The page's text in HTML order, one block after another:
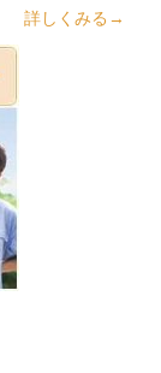
詳しくみる→